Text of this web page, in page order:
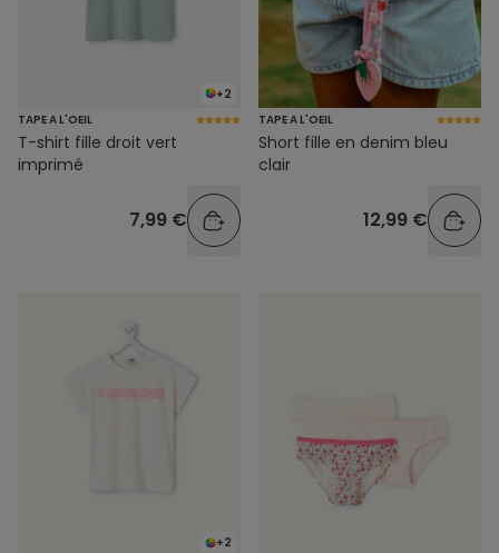
+2
TAPE A L'OEIL
T-shirt fille droit vert
imprimé
7,99 €
TAPE A L'OEIL
Short fille en denim bleu
clair
12,99 €
+2